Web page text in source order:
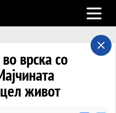
Open
врска со
живот